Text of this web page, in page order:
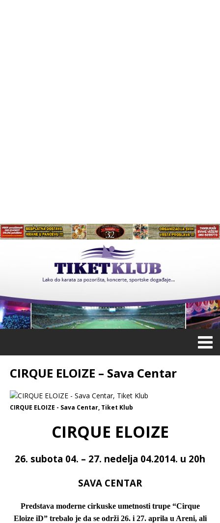
CIRQUE ELOIZE – Sava Centar
CIRQUE ELOIZE - Sava Centar, Tiket Klub
CIRQUE ELOIZE
26. subota 04. – 27. nedelja 04.2014. u 20h
SAVA CENTAR
Predstava moderne cirkuske umetnosti trupe “Cirque
Eloize iD” trebalo je da se održi 26. i 27. aprila u Areni, ali